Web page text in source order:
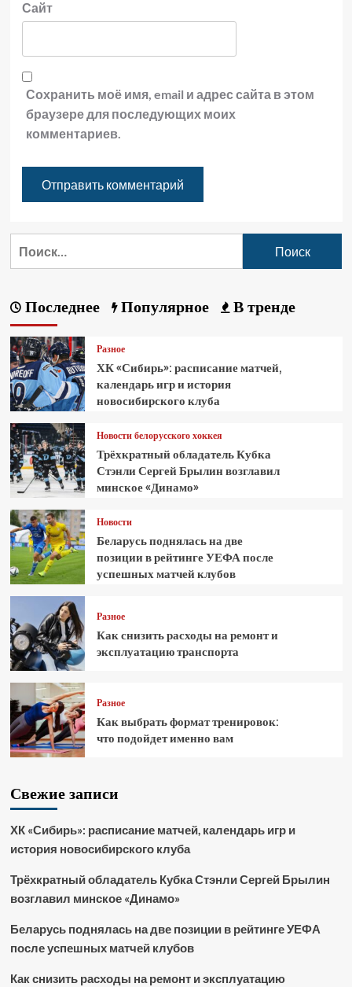
Сайт
Сохранить моё имя, email и адрес сайта в этом
браузере для последующих моих
комментариев.
Последнее Популярное В тренде
Разное
ХК «Сибирь»: расписание матчей,
календарь игр и история
новосибирского клуба
Новости белорусского хоккея
Трёхкратный обладатель Кубка
Стэнли Сергей Брылин возглавил
минское «Динамо»
Новости
Беларусь поднялась на две
позиции в рейтинге УЕФА после
успешных матчей клубов
Разное
Как снизить расходы на ремонт и
эксплуатацию транспорта
Разное
Как выбрать формат тренировок:
что подойдет именно вам
Свежие записи
ХК «Сибирь»: расписание матчей, календарь игр и
история новосибирского клуба
Трёхкратный обладатель Кубка Стэнли Сергей Брылин
возглавил минское «Динамо»
Беларусь поднялась на две позиции в рейтинге УЕФА
после успешных матчей клубов
Как снизить расходы на ремонт и эксплуатацию